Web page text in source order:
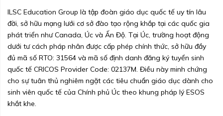
ILSC Education Group là tập đoàn giáo dục quốc tế uy tín lâu
đời, sở hữu mạng lưới cơ sở đào tạo rộng khắp tại các quốc gia
phát triển như Canada, Úc và Ấn Độ. Tại Úc, trường hoạt động
dưới tư cách pháp nhân được cấp phép chính thức, sở hữu đầy
đủ mã số RTO: 31564 và mã số định danh đăng ký tuyển sinh
quốc tế CRICOS Provider Code: 02137M. Điều này minh chứng
cho sự tuân thủ nghiêm ngặt các tiêu chuẩn giáo dục dành cho
sinh viên quốc tế của Chính phủ Úc theo khung pháp lý ESOS
khắt khe.